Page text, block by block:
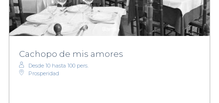
Cachopo de mis amores
Desde 10 hasta 100 pers.
Prosperidad